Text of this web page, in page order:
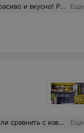
Рекомендую Еще
даже холодная аппетитная. Советуем! Еще